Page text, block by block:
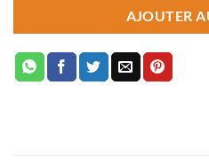
AJOUTER